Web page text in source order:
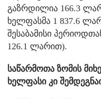
გაზრდილია 166.3
ხელფასმა 1 837.6
შესაბამისი
126.1 ლარით).
საწარმოთა ზომის
ხელფასი კი